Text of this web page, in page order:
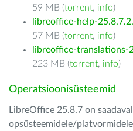
59 MB (torrent, info)
libreoffice-help-
57 MB (torrent, info)
libreoffice-translations-
223 MB (torrent, info)
Operatsioonisüsteemid
LibreOffice 25.8.7 on
opsüsteemidele/